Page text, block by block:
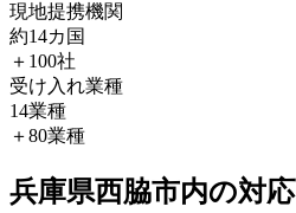
現地提携機関
約14カ国
＋100社
受け入れ業種
14業種
＋80業種
兵庫県西脇市内の対